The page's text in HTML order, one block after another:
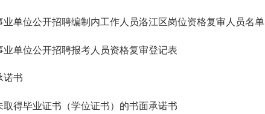
业单位公开招聘编制内工作人员洛江区岗位资格复审 人员名单
业单位公开招聘报考人员资格复审登记表
诺书
取得毕业证书（学位证书）的书面承诺书